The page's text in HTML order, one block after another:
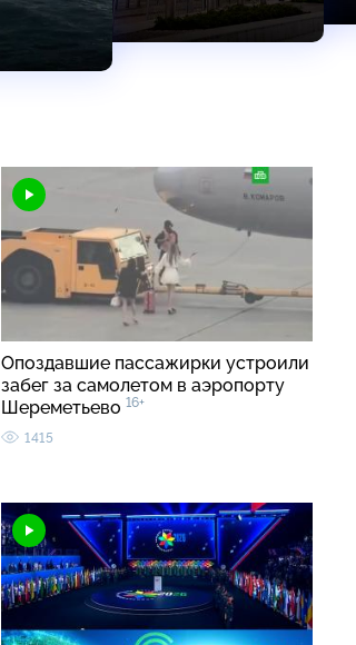
Опоздавшие пассажирки устроили
забег за самолетом в аэропорту
Шереметьево 16+
1415